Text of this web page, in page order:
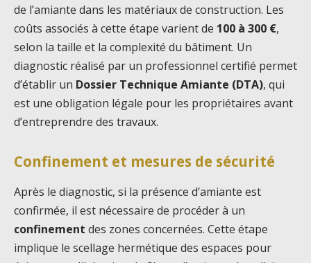
de l’amiante dans les matériaux de construction. Les
coûts associés à cette étape varient de 100 à 300 €,
selon la taille et la complexité du bâtiment. Un
diagnostic réalisé par un professionnel certifié permet
d’établir un Dossier Technique Amiante (DTA), qui
est une obligation légale pour les propriétaires avant
d’entreprendre des travaux.
Confinement et mesures de sécurité
Après le diagnostic, si la présence d’amiante est
confirmée, il est nécessaire de procéder à un
confinement des zones concernées. Cette étape
implique le scellage hermétique des espaces pour